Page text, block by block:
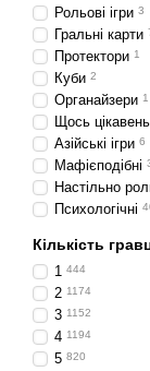
Рольові ігри 3
Гральні карти
Протектори 1
Куби 2
Органайзери 1
Щось
Азійські ігри 6
Мафієподібні
Настільно
Психологічні
Кількість
1 444
2 1174
3 1152
4 1194
5 820